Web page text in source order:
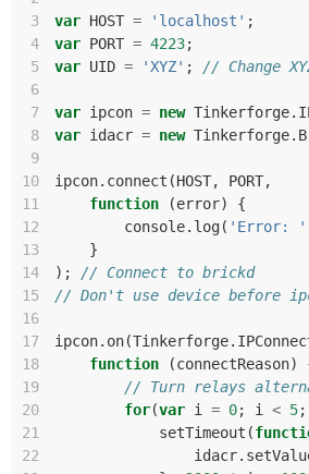
3
var HOST = 'localhost' ;
4
var PORT = 4223;
5
var UID = 'XYZ' ;
// Change
6
7
var ipcon = new Tinkerforge.
8
var idacr = new Tinkerforge.
9
10
ipcon. connect (HOST, PORT,
11
function (error)
{
12
console. log( 'Error: '
13
}
14
);
// Connect to brickd
15
// Don't use device before
16
17
ipcon. on(Tinkerforge.
18
function (connectReason)
19
// Turn relays
20
for(var i = 0; i < 5;
21
setTimeout (
22
idacr.